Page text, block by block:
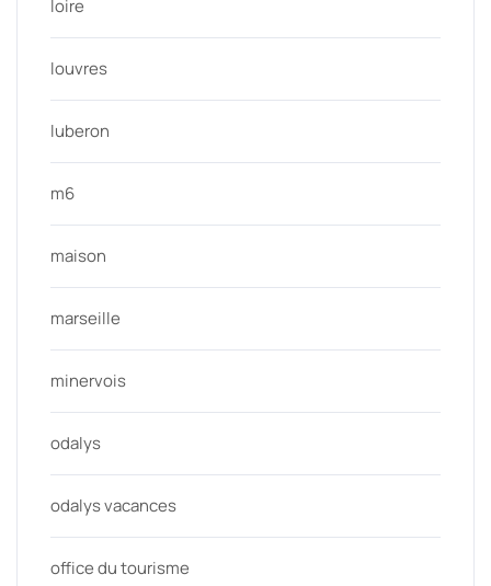
loire
louvres
luberon
m6
maison
marseille
minervois
odalys
odalys vacances
office du tourisme